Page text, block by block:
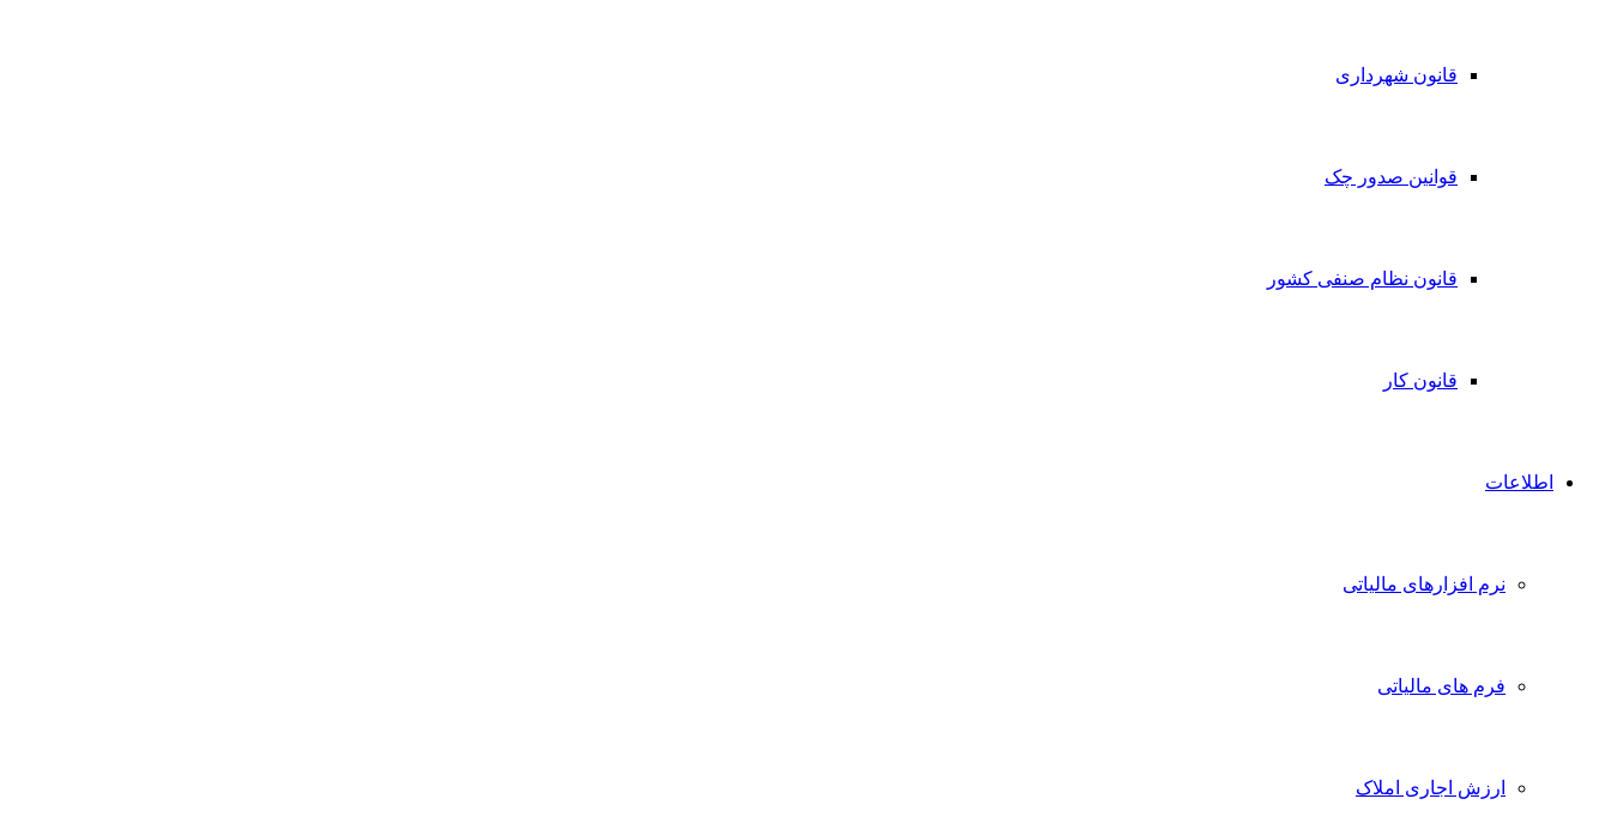
قانون شهرداری
قوانین صدور چک
قانون نظام صنفی کشور
قانون کار
اطلاعات
نرم افزارهای مالیاتی
فرم های مالیاتی
ارزش اجاری املاک